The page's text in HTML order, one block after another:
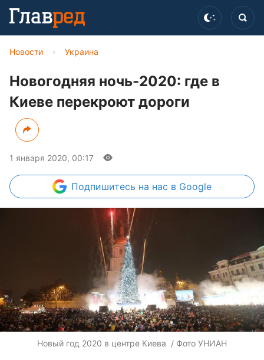
Новости › Украина
Новогодняя ночь-2020: где в
Киеве перекроют дороги
1 января 2020, 00:17
Подпишитесь на нас в Google
Новый год 2020 в центре Киева / Фото УНИАН